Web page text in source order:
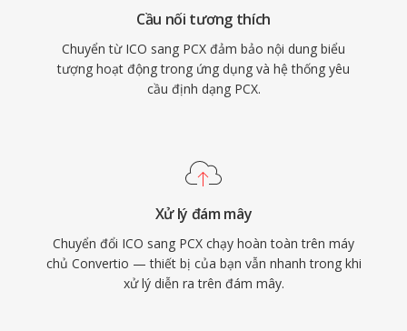
Cầu nối tương thích
Chuyển từ ICO sang PCX đảm bảo nội dung biểu
tượng hoạt động trong ứng dụng và hệ thống yêu
cầu định dạng PCX.
Xử lý đám mây
Chuyển đổi ICO sang PCX chạy hoàn toàn trên máy
chủ Convertio — thiết bị của bạn vẫn nhanh trong khi
xử lý diễn ra trên đám mây.